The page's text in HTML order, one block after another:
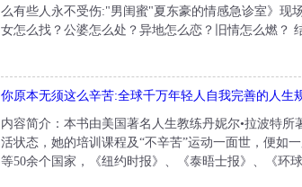
么有些人永不受伤:"男闺蜜"夏东豪的情感急诊室》现
女怎么找？公婆怎么处？异地怎么恋？旧情怎么燃？
你原本无须这么辛苦:全球千万年轻人自我完善的人生
内容简介：本书由美国著名人生教练丹妮尔•拉波特
活状态，她的培训课程及“不辛苦”运动一面世，便如
等50余个国家，《纽约时报》、《泰晤士报》、《环